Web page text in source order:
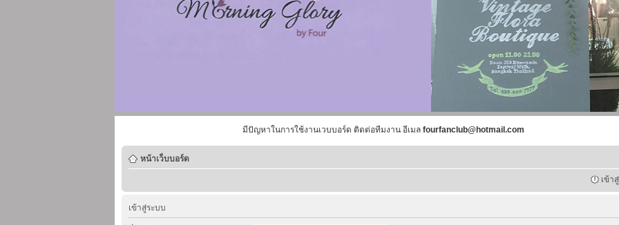
มีปัญหาในการใช้งานเวบบอร์ด ติดต่อทีมงาน อีเมล fourfanclub@hotmail.com
หน้าเว็บบอร์ด
เข้า
เข้าสู่ระบบ